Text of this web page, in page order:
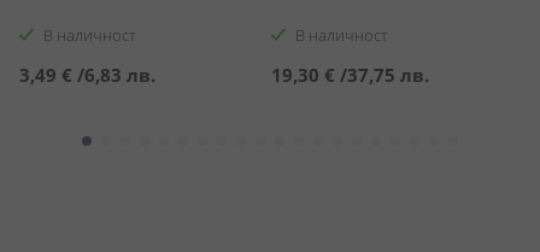
В наличност
3,49 € /6,83 лв.
В наличност
19,30 € /37,75 лв.